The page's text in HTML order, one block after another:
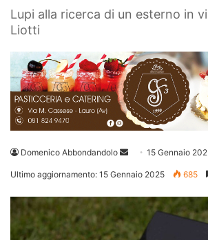
Lupi alla ricerca di un esterno in
Liotti
Domenico Abbondandolo
Invia 15 Gennaio
Ultimo aggiornamento: 15 Gennaio 2025 685